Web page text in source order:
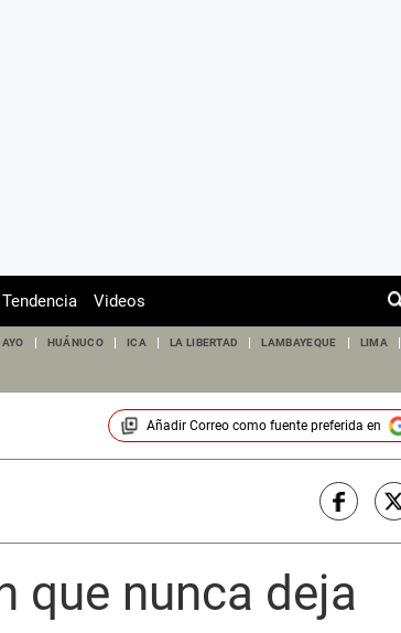
Tendencia Videos
HUÁNUCO ICA LA LIBERTAD LAMBAYEQUE LIMA
Añadir Correocomo fuente preferida en
que nunca deja